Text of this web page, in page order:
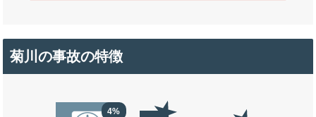
菊川の事故の特徴
4%